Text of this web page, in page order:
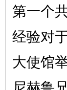
第一个
经验对
大使馆